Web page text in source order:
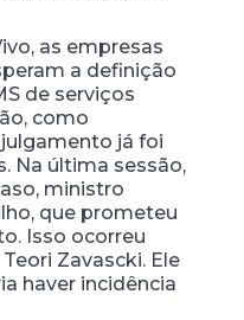
as empresas
a definição
de serviços
como
já foi
Na última sessão,
ministro
que prometeu
Isso ocorreu
Zavascki. Ele
haver incidência